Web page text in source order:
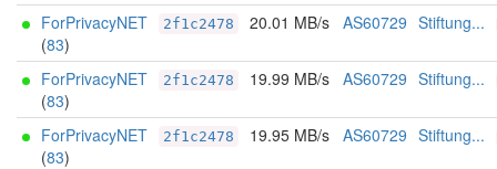
ForPrivacyNET
(83)
2f1c2478 20.01 MB/s AS60729 Stiftung...
ForPrivacyNET
(83)
2f1c2478 19.99 MB/s AS60729 Stiftung...
ForPrivacyNET
(83)
2f1c2478 19.95 MB/s AS60729 Stiftung...